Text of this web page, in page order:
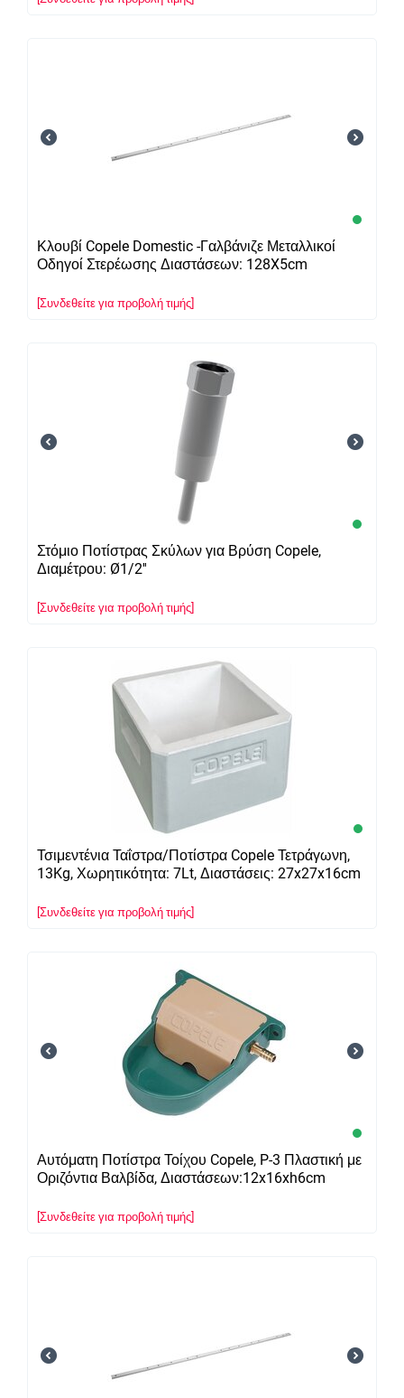
Κλουβί Copele Domestic -Γαλβάνιζε Μεταλλικοί
Οδηγοί Στερέωσης Διαστάσεων: 128X5cm
[Συνδεθείτε για προβολή τιμής]
Στόμιο Ποτίστρας Σκύλων για Βρύση Copele,
Διαμέτρου: Ø1/2''
[Συνδεθείτε για προβολή τιμής]
Τσιμεντένια Ταΐστρα/Ποτίστρα Copele Τετράγωνη,
13Kg, Χωρητικότητα: 7Lt, Διαστάσεις: 27x27x16cm
[Συνδεθείτε για προβολή τιμής]
Αυτόματη Ποτίστρα Τοίχου Copele, P-3 Πλαστική με
Οριζόντια Βαλβίδα, Διαστάσεων:12x16xh6cm
[Συνδεθείτε για προβολή τιμής]